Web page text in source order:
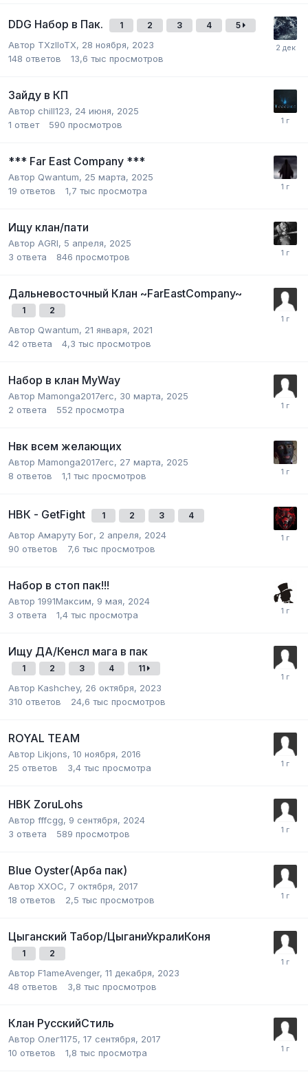
DDG Набор в Пак. 1 2 3 4 5
Автор TXzlloTX, 28 ноября, 2023
148 ответов 13,6 тыс просмотров
Зайду в КП
Автор chill123, 24 июня, 2025
1 ответ 590 просмотров
*** Far East Company ***
Автор Qwantum, 25 марта, 2025
19 ответов 1,7 тыс просмотра
Ищу клан/пати
Автор AGRI, 5 апреля, 2025
3 ответа 846 просмотров
Дальневосточный Клан ~FarEastCompany~
1 2
Автор Qwantum, 21 января, 2021
42 ответа 4,3 тыс просмотров
Набор в клан MyWay
Автор Mamonga2017erc, 30 марта, 2025
2 ответа 552 просмотра
Нвк всем желающих
Автор Mamonga2017erc, 27 марта, 2025
8 ответов 1,1 тыс просмотров
НВК - GetFight 1 2 3 4
Автор Амаруту Бог, 2 апреля, 2024
90 ответов 7,6 тыс просмотров
Набор в стоп пак!!!
Автор 1991Максим, 9 мая, 2024
3 ответа 1,4 тыс просмотра
Ищу ДА/Кенсл мага в пак
1 2 3 4 11
Автор Kashchey, 26 октября, 2023
310 ответов 24,6 тыс просмотров
ROYAL TEAM
Автор Likjons, 10 ноября, 2016
25 ответов 3,4 тыс просмотра
НВК ZoruLohs
Автор fffcgg, 9 сентября, 2024
3 ответа 589 просмотров
Blue Oyster(Арба пак)
Автор XXOC, 7 октября, 2017
18 ответов 2,5 тыс просмотров
Цыганский Табор/ЦыганиУкралиКоня
1 2
Автор F1ameAvenger, 11 декабря, 2023
48 ответов 3,8 тыс просмотров
Клан РусскийСтиль
Автор Олег1175, 17 сентября, 2017
10 ответов 1,8 тыс просмотра